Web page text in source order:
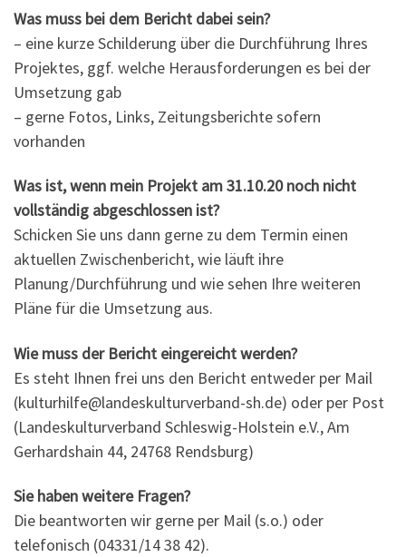
Was muss bei dem Bericht dabei sein?
– eine kurze Schilderung über die Durchführung Ihres
Projektes, ggf. welche Herausforderungen es bei der
Umsetzung gab
– gerne Fotos, Links, Zeitungsberichte sofern
vorhanden
Was ist, wenn mein Projekt am 31.10.20 noch nicht
vollständig abgeschlossen ist?
Schicken Sie uns dann gerne zu dem Termin einen
aktuellen Zwischenbericht, wie läuft ihre
Planung/Durchführung und wie sehen Ihre weiteren
Pläne für die Umsetzung aus.
Wie muss der Bericht eingereicht werden?
Es steht Ihnen frei uns den Bericht entweder per Mail
(kulturhilfe@landeskulturverband-sh.de) oder per Post
(Landeskulturverband Schleswig-Holstein e.V., Am
Gerhardshain 44, 24768 Rendsburg)
Sie haben weitere Fragen?
Die beantworten wir gerne per Mail (s.o.) oder
telefonisch (04331/14 38 42).